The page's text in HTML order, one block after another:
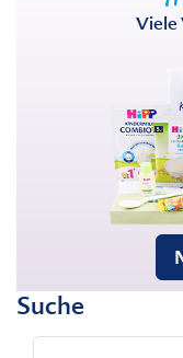
Viele
Suche